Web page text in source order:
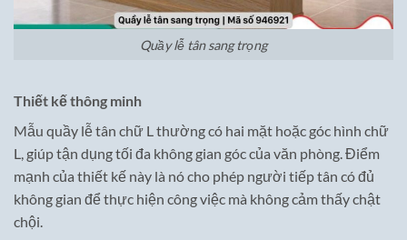
Quầy lễ tân sang trọng
Thiết kế thông minh
Mẫu quầy lễ tân chữ L thường có hai mặt hoặc góc hình chữ
L, giúp tận dụng tối đa không gian góc của văn phòng. Điểm
mạnh của thiết kế này là nó cho phép người tiếp tân có đủ
không gian để thực hiện công việc mà không cảm thấy chật
chội.